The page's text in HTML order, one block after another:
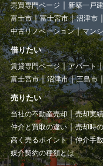
売買専門ページ 新築一戸
富士市
富士宮市 沼津市
中古リノベーション
マン
借りたい
賃貸専門ページ アパート
富士宮市
沼津市 三島市
売りたい
当社の不動産売却 売却実績
仲介と買取の違い
売却時
高く売るポイント
仲介手
媒介契約の種類とは